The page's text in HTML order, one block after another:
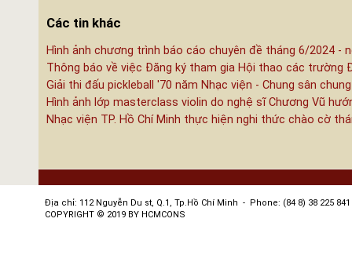
Các tin khác
Hình ảnh chương trình báo cáo chuyên đề tháng 6/2024 -
Thông báo về việc Đăng ký tham gia Hội thao các trường
Giải thi đấu pickleball '70 năm Nhạc viện - Chung sân
Hình ảnh lớp masterclass violin do nghệ sĩ Chương Vũ
Nhạc viện TP. Hồ Chí Minh thực hiện nghi thức chào cờ
Địa chỉ: 112 Nguyễn Du st, Q.1, Tp.Hồ Chí Minh - Phone: (84 8) 38 225
COPYRIGHT © 2019 BY HCMCONS